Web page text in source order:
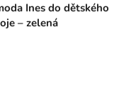
Ines do dětského
– zelená